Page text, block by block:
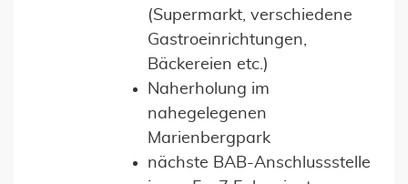
(Supermarkt, verschiedene
Gastroeinrichtungen,
Bäckereien etc.)
Naherholung im
nahegelegenen
Marienbergpark
nächste BAB-Anschlussstelle